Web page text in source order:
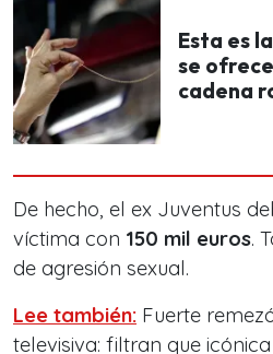
Esta es
se
cadena
De hecho, el ex Juventus
víctima con 150 mil euros.
de agresión sexual.
Lee también: Fuerte
televisiva: filtran que